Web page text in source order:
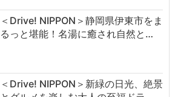
＜Drive! NIPPON＞静岡県伊東市をま
るっと堪能！名湯に癒され自然と…
＜Drive! NIPPON＞新緑の日光、絶景